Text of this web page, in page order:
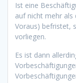
Ist eine
auf nicht mehr
Voraus) befristet,
vorliegen.
Es ist dann